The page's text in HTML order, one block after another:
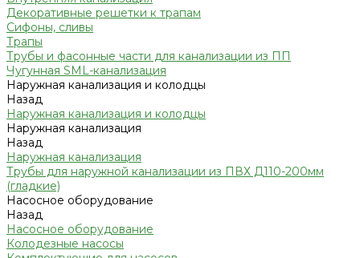
Декоративные решетки к трапам
Сифоны, сливы
Трапы
Трубы и фасонные части для канализации из ПП
Чугунная SML-канализация
Наружная канализация и колодцы
Назад
Наружная канализация и колодцы
Наружная канализация
Назад
Наружная канализация
Трубы для наружной канализации из ПВХ Д110-200мм
(гладкие)
Насосное оборудование
Назад
Насосное оборудование
Колодезные насосы